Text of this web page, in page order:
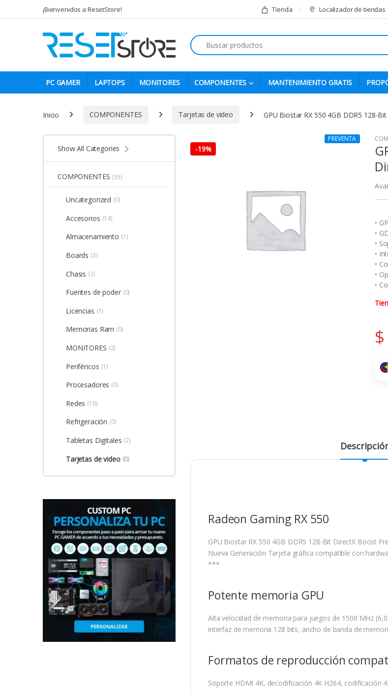
Skip to navigation
Skip to content¡Bienvenidos a ResetStore! Tienda Localizador de tiendas
Search for:
PC GAMER LAPTOPS MONITORES COMPONENTES MANTENIMIENTO GRATIS
Inicio COMPONENTES Tarjetas de video GPU Biostar RX 550 4GB DDR5 128-
-19%
PREVENTA
•
•
•
•
•
•
•
$
Radeon Gaming RX 550
GPU Biostar RX 550 4GB DDR5 128-Bit DirectX Boost
Nueva Generación Tarjeta gráfica compatible con
***
Potente memoria GPU
Alta velocidad de memoria para juegos de 1500 MHz
interfaz de memoria 128 bits, ancho de banda de
Formatos de reproducción
Soporte HDMI 4K, decodificación 4K H264, codificación
Show All Categories
COMPONENTES (35)
Uncategorized (0)
Accesorios (14)
Almacenamiento (1)
Boards (3)
Chasis (2)
Fuentes de poder (0)
Licencias (1)
Memorias Ram (0)
MONITORES (2)
Periféricos (1)
Procesadores (0)
Redes (10)
Refrigeración (0)
Tabletas Digitales (2)
Tarjetas de video (0)